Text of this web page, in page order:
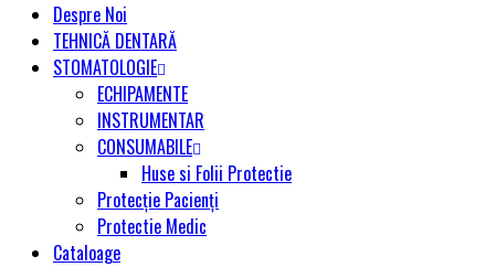
Despre Noi
TEHNICĂ DENTARĂ
STOMATOLOGIE
ECHIPAMENTE
INSTRUMENTAR
CONSUMABILE
Huse si Folii Protectie
Protecție Pacienți
Protectie Medic
Cataloage